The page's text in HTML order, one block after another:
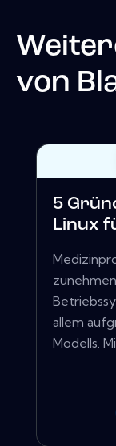
von
5
Linux
allem
Modells.